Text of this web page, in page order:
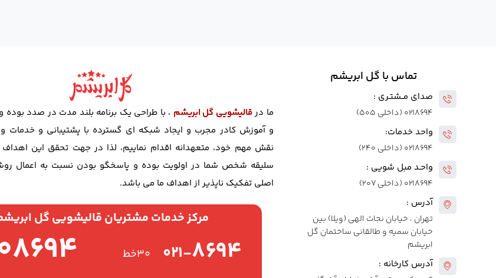
تماس با گل ابریشم
صدای مــشتـری :
۰۲۱۸۶۹۴ (داخلی ۵۰۵)
واحد خدمات:
۰۲۱۸۶۹۴ (داخلی ۲۴۰)
واحـد مبل شویی :
۰۲۱۸۶۹۴ (داخلی ۲۰۷)
آدرس :
تهران ، خیابان نجات الهی (ویلا) بین
خیابان سمیه و طالقانی ساختمان گل
ابریشم
آدرس کارخانه :
ما درقالیشویی گل ابریشم ، با طراحی یک برنامه بلند مدت در صدد بوده
و آموزش کادر مجرب و ایجاد شبکه ای گسترده با پشتیبانی و خدمات
نقش مهم خود، متعهدانه اقدام نماییم، لذا در جهت تحقق این
سلیقه شخص شما در اولویت بوده و پاسخگو بودن نسبت به اعمال
اصلی تفکیک ناپذیر از اهداف ما می باشد.
مرکز خدمات مشتریان قالیشویی گل
۰۲۱-۸۶۹۴ ۳۰خط